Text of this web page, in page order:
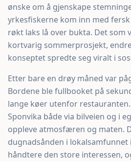
ønske om å gjenskape
yrkesfiskerne kom inn med
røkt laks lå over bukta. Det som
kortvarig sommerprosjekt,
konseptet spredte seg viralt i
Etter bare en drøy måned var
Bordene ble fullbooket på
lange køer utenfor
Sponvika både via bilveien og i
oppleve atmosfæren og maten.
dugnadsånden i lokalsamfunnet
håndtere den store interessen,